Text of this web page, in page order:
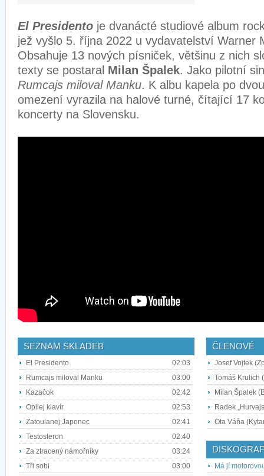
El Presidento je dvanácté studiové album
jež vyšlo 5. října 2022 u vydavatelství Warner
Obsahuje 13 nových písniček, většinu z nich
texty se postaral Milan Špalek. Jako pilotní
Rumcajs miloval Manku. K albu kapela po
omezení vyrazila na halové turné, čítající 17
koncerty na Slovensku.
SEZNAM SKLADEB
El Presidento
02:03
Rumcajs miloval Manku
03:00
Kazačok
02:42
Opilej klavír
02:53
Zatoulanej Japonec
02:41
Testosteron
02:40
Za ztracený námořníky
03:24
Tři sobi
03:00
ČLENOVÉ
Josef Vojtek
Tomáš Krulich
Milan Špalek
Radek
Ota Váňa
Má jí